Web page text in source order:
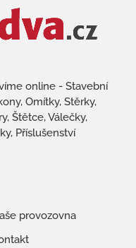
online - Stavební
Omítky, Stěrky,
Štětce, Válečky,
Příslušenství
provozovna